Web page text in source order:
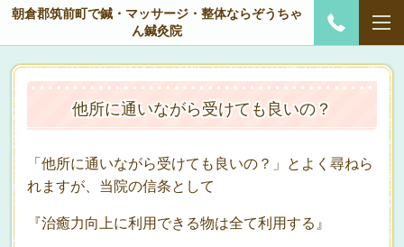
朝倉郡筑前町で鍼・マッサージ・整体ならぞうちゃ
ん鍼灸院
他所に通いながら受けても良いの？
「他所に通いながら受けても良いの？」とよく尋ねら
れますが、当院の信条として
『治癒力向上に利用できる物は全て利用する』